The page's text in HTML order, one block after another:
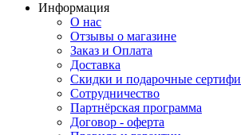
Информация
О нас
Отзывы о магазине
Заказ и Оплата
Доставка
Скидки и подарочные
Сотрудничество
Партнёрская программа
Договор - оферта